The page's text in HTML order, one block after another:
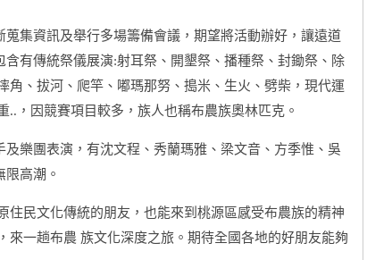
集資訊及舉行多場籌備會議，期望將活動辦好，讓遠道
有傳統祭儀展演:射耳祭、開墾祭、播種祭、封鋤祭、除
、拔河、爬竿、嘟瑪那努、搗米、生火、劈柴，現代運
，因競賽項目較多，族人也稱布農族奧林匹克。
樂團表演，有沈文程、秀蘭瑪雅、梁文音、方季惟、吳
高潮。
民文化傳統的朋友，也能來到桃源區感受布農族的精神
一趟布農 族文化深度之旅。期待全國各地的好朋友能夠